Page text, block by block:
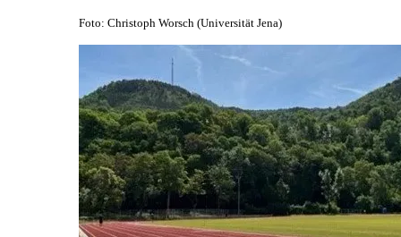
Foto: Christoph Worsch (Universität Jena)